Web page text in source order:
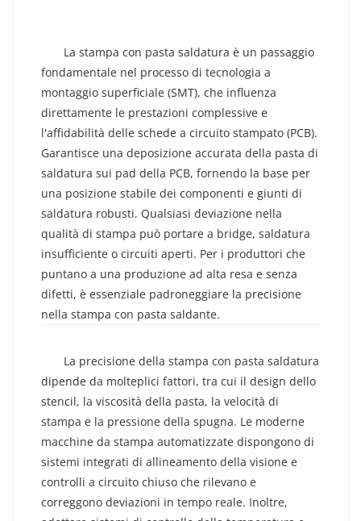
La stampa con pasta saldatura è un passaggio
fondamentale nel processo di tecnologia a
montaggio superficiale (SMT), che influenza
direttamente le prestazioni complessive e
l'affidabilità delle schede a circuito stampato (PCB).
Garantisce una deposizione accurata della pasta di
saldatura sui pad della PCB, fornendo la base per
una posizione stabile dei componenti e giunti di
saldatura robusti. Qualsiasi deviazione nella
qualità di stampa può portare a bridge, saldatura
insufficiente o circuiti aperti. Per i produttori che
puntano a una produzione ad alta resa e senza
difetti, è essenziale padroneggiare la precisione
nella stampa con pasta saldante.
La precisione della stampa con pasta saldatura
dipende da molteplici fattori, tra cui il design dello
stencil, la viscosità della pasta, la velocità di
stampa e la pressione della spugna. Le moderne
macchine da stampa automatizzate dispongono di
sistemi integrati di allineamento della visione e
controlli a circuito chiuso che rilevano e
correggono deviazioni in tempo reale. Inoltre,